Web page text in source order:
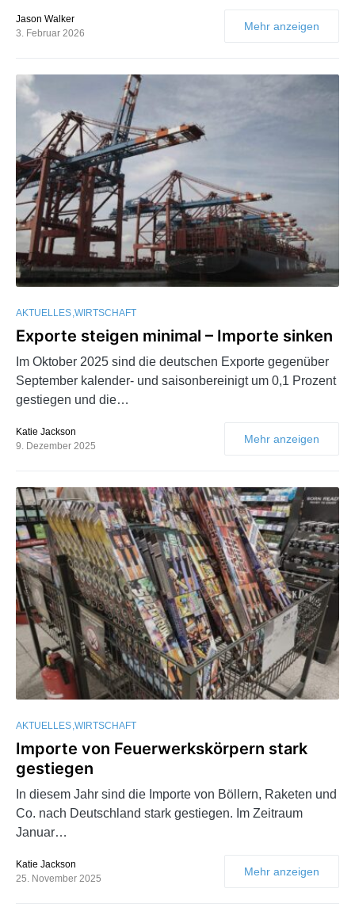
Jason Walker
3. Februar 2026
Mehr anzeigen
AKTUELLES WIRTSCHAFT
Exporte steigen minimal – Importe sinken
Im Oktober 2025 sind die deutschen Exporte gegenüber
September kalender- und saisonbereinigt um 0,1 Prozent
gestiegen und die…
Katie Jackson
9. Dezember 2025
Mehr anzeigen
AKTUELLES WIRTSCHAFT
Importe von Feuerwerkskörpern stark
gestiegen
In diesem Jahr sind die Importe von Böllern, Raketen und
Co. nach Deutschland stark gestiegen. Im Zeitraum
Januar…
Katie Jackson
25. November 2025
Mehr anzeigen